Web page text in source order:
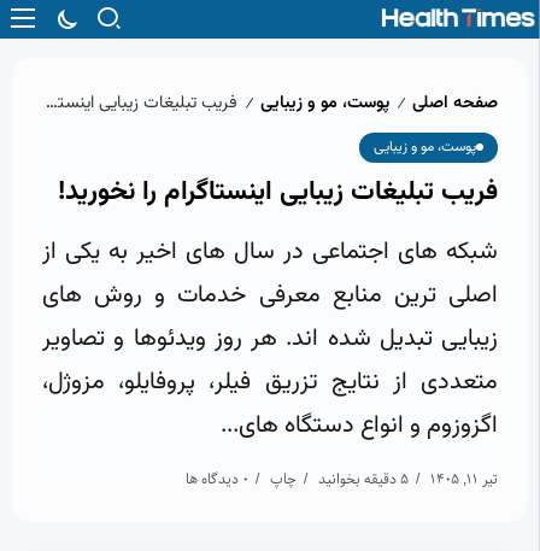
صفحه اصلی / پوست، مو و زیبایی / فریب تبلیغات زیبایی اینستاگرام را نخورید!
پوست، مو و زیبایی
فریب تبلیغات زیبایی اینستاگرام را نخورید!
شبکه های اجتماعی در سال های اخیر به یکی از
اصلی ترین منابع معرفی خدمات و روش های
زیبایی تبدیل شده اند. هر روز ویدئوها و تصاویر
متعددی از نتایج تزریق فیلر، پروفایلو، مزوژل،
اگزوزوم و انواع دستگاه های...
تیر 11, 1405 5 دقیقه بخوانید چاپ 0 دیدگاه ها